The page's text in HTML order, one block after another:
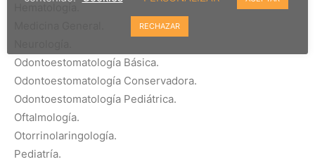
Odontoestomatología Básica.
Odontoestomatología Conservadora.
Odontoestomatología Pediátrica.
Oftalmología.
Otorrinolaringología.
Pediatría.
RECHAZAR